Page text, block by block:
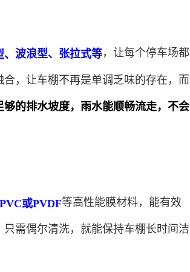
波浪型、张拉式等，让每个停车场都
，让车棚不再是单调乏味的存在，而
的排水坡度，雨水能顺畅流走，不会
或PVDF等高性能膜材料，能有效
需偶尔清洗，就能保持车棚长时间洁